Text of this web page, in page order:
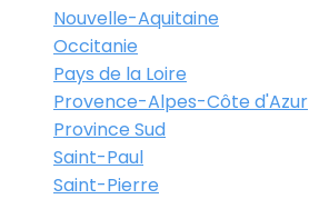
Nouvelle-Aquitaine
Occitanie
Pays de la Loire
Provence-Alpes-Côte d'Azur
Province Sud
Saint-Paul
Saint-Pierre